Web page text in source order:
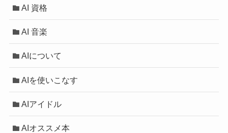
AI 資格
AI 音楽
AIについて
AIを使いこなす
AIアイドル
AIオススメ本